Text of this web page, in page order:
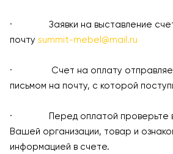
· Заявки на выставление
почту summit-mebel@mail.ru
· Счет на оплату
письмом на почту, с которой
· Перед оплатой проверьте в
Вашей организации, товар и
информацией в счете.